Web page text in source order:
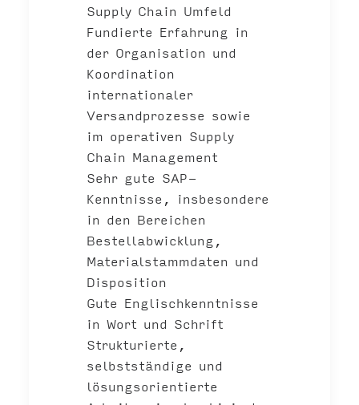
Supply Chain Umfeld
Fundierte Erfahrung in
der Organisation und
Koordination
internationaler
Versandprozesse sowie
im operativen Supply
Chain Management
Sehr gute SAP-
Kenntnisse, insbesondere
in den Bereichen
Bestellabwicklung,
Materialstammdaten und
Disposition
Gute Englischkenntnisse
in Wort und Schrift
Strukturierte,
selbstständige und
lösungsorientierte